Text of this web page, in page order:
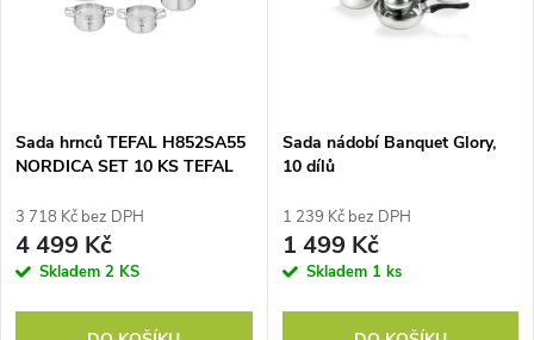
p
r
o
s
p
r
o
Sada hrnců TEFAL H852SA55
NORDICA SET 10 KS TEFAL
3 718 Kč bez DPH
4 499 Kč
Skladem 2 KS
Sada nádobí Banquet Glory,
10 dílů
1 239 Kč bez DPH
1 499 Kč
Skladem 1 ks